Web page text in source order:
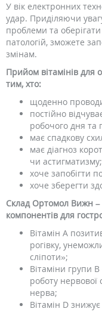
У вік електронних
удар. Приділяючи
проблеми та
патологій, зможете
змінам.
Прийом вітамінів
тим, хто:
щоденно
постійно
робочого дня та
має спадкову
має діагноз
чи астигматизму;
хоче запобігти
хоче зберегти
Склад Ортомол Вижн –
компонентів для
Вітамін А
рогівку,
сліпоти»;
Вітаміни групи
роботу нервової
нерва;
Вітамін D